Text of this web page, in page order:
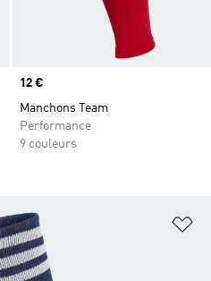
Prix
12 €
Manchons Team
Performance
9 couleurs